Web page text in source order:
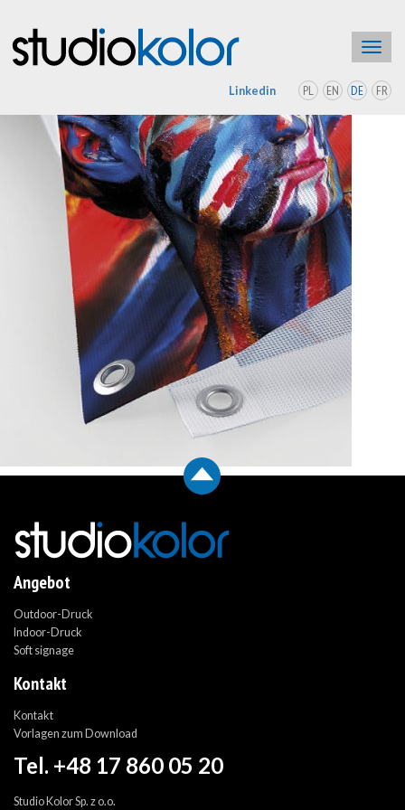
Linkedin PL EN DE FR
Angebot
Outdoor-Druck
Indoor-Druck
Soft signage
Kontakt
Kontakt
Vorlagen zum Download
Tel. +48 17 860 05 20
Studio Kolor Sp. z o.o.